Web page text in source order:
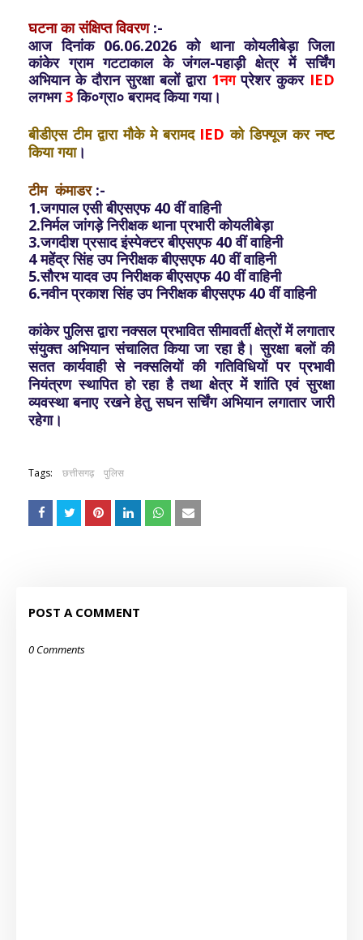
घटना का संक्षिप्त विवरण:-
आज दिनांक 06.06.2026 को थाना कोयलीबेड़ा जिला
कांकेर ग्राम गटटाकाल के जंगल-पहाड़ी क्षेत्र में सर्चिंग
अभियान के दौरान सुरक्षा बलों द्वारा 1नगप्रेशर कुकर IED
लगभग3कि०ग्रा० बरामद किया गया।
बीडीएस टीम द्वारा मौके मे बरामद IED को डिफ्यूज कर नष्ट
किया गया।
टीम कंमाडर:-
1.जगपाल एसी बीएसएफ 40 वीं वाहिनी
2.निर्मल जांगड़े निरीक्षक थाना प्रभारी कोयलीबेड़ा
3.जगदीश प्रसाद इंस्पेक्टर बीएसएफ 40 वीं वाहिनी
4 महेंद्र सिंह उप निरीक्षक बीएसएफ 40 वीं वाहिनी
5.सौरभ यादव उप निरीक्षक बीएसएफ 40 वीं वाहिनी
6.नवीन प्रकाश सिंह उप निरीक्षक बीएसएफ 40 वीं वाहिनी
कांकेर पुलिस द्वारा नक्सल प्रभावित सीमावर्ती क्षेत्रों में लगातार
संयुक्त अभियान संचालित किया जा रहा है। सुरक्षा बलों की
सतत कार्यवाही से नक्सलियों की गतिविधियों पर प्रभावी
नियंत्रण स्थापित हो रहा है तथा क्षेत्र में शांति एवं सुरक्षा
व्यवस्था बनाए रखने हेतु सघन सर्चिंग अभियान लगातार जारी
रहेगा।
Tags: छत्तीसगढ़ पुलिस
POST A COMMENT
0 Comments